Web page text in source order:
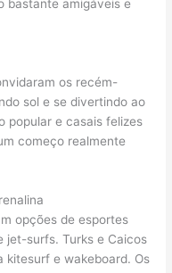
bastante amigáveis ​​​​e
os recém-
sol e se divertindo ao
popular e casais felizes
começo realmente
opções de esportes
jet-surfs. Turks e Caicos
kitesurf e wakeboard. Os